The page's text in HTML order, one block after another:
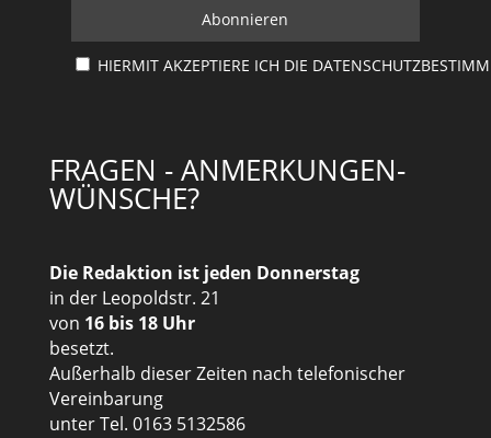
HIERMIT AKZEPTIERE ICH DIE
FRAGEN - ANMERKUNGEN-
WÜNSCHE?
Die Redaktion ist jeden Donnerstag
in der Leopoldstr. 21
von 16 bis 18 Uhr
besetzt.
Außerhalb dieser Zeiten nach telefonischer
Vereinbarung
unter Tel. 0163 5132586